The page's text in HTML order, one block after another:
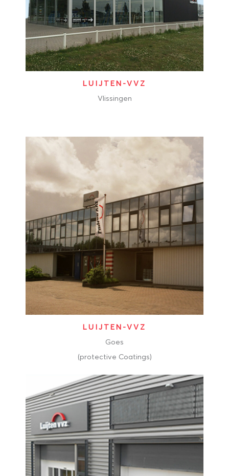
LUIJTEN-VVZ
Vlissingen
LUIJTEN-VVZ
Goes
(protective Coatings)